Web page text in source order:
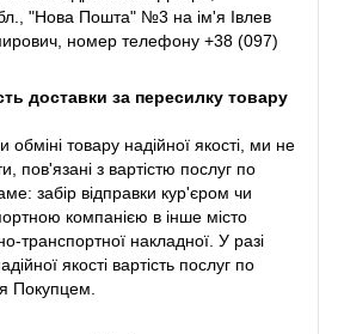
"Нова Пошта" №3 на ім'я Івлев
номер телефону +38 (097)
доставки за пересилку товару
товару надійної якості, ми не
пов'язані з вартістю послуг по
забір відправки кур'єром чи
компанією в інше місто
транспортної накладної. У разі
якості вартість послуг по
Покупцем.